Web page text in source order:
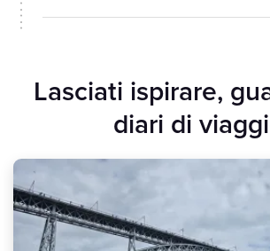
Lasciati ispirare,
diari di